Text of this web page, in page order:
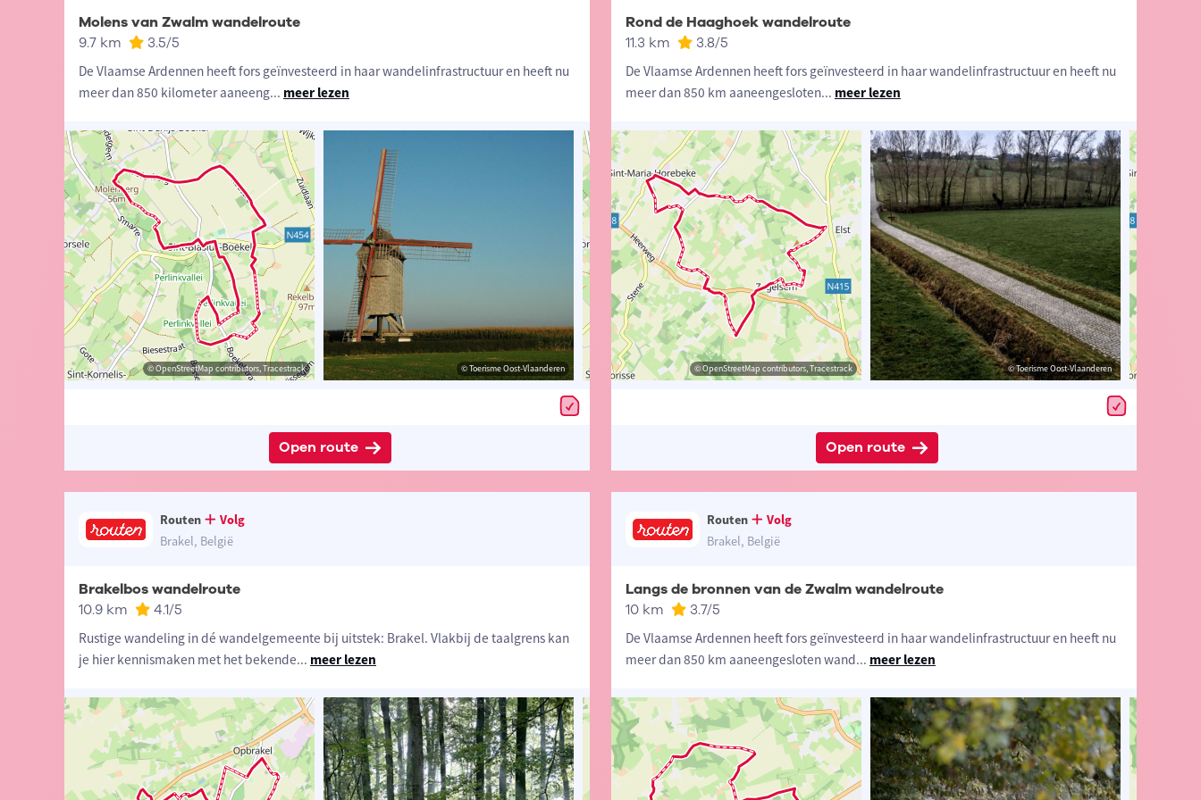
Molens van Zwalm wandelroute
9.7 km 3.5/5
De Vlaamse Ardennen heeft fors geïnvesteerd in haar wandelinfrastructuur en heeft nu
meer dan 850 kilometer aaneeng... meer lezen
© OpenStreetMap contributors, Tracestrack © Toerisme Oost-Vlaanderen © OpenStreetMap contributors, Tracestrack © Toerisme Oost-Vlaanderen
Open route
Rond de Haaghoek wandelroute
11.3 km 3.8/5
De Vlaamse Ardennen heeft fors geïnvesteerd in haar wandelinfrastructuur en heeft nu
meer dan 850 km aaneengesloten... meer lezen
Oost-Vlaanderen © OpenStreetMap contributors, Tracestrack © Toerisme Oost-Vlaanderen © OpenStreetMap contributors, Tracestrack © Toerisme Oost-Vlaanderen
Open route
Routen
Volg
Brakel, België
Brakelbos wandelroute
10.9 km 4.1/5
Rustige wandeling in dé wandelgemeente bij uitstek: Brakel. Vlakbij de taalgrens kan
je hier kennismaken met het bekende... meer lezen
Routen
Volg
Brakel, België
Langs de bronnen van de Zwalm wandelroute
10 km 3.7/5
De Vlaamse Ardennen heeft fors geïnvesteerd in haar wandelinfrastructuur en heeft nu
meer dan 850 km aaneengesloten wand... meer lezen